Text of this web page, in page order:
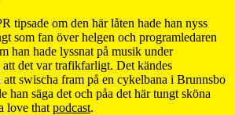
tipsade om den här låten hade han nyss
som fan över helgen och programledaren
han hade lyssnat på musik under
det var trafikfarligt. Det kändes
att swischa fram på en cykelbana i Brunnsbo
han säga det och påa det här tungt sköna
love that podcast.